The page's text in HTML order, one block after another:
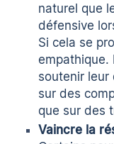
naturel que
défensive
Si cela se
empathique.
soutenir leur
sur des
que sur des
Vaincre la